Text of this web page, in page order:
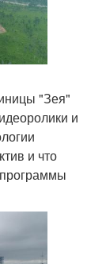
"Зея"
и
и что
программы